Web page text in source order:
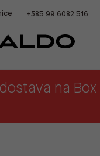
+385 99 6082 516
na